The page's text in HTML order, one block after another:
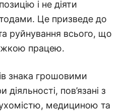
і не діяти
Це призведе до
руйнування всього, що
працею.
знака грошовими
пов’язані з
медициною та